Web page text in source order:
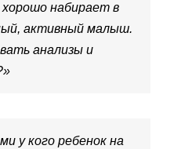
хорошо набирает в
активный малыш.
анализы и
у кого ребенок на